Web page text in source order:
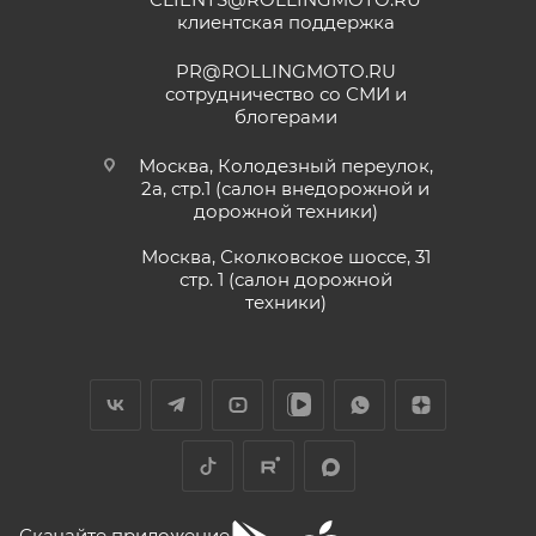
клиентская поддержка
PR@ROLLINGMOTO.RU
сотрудничество со СМИ и
блогерами
Москва, Колодезный переулок,
2а, стр.1 (салон внедорожной и
дорожной техники)
Москва, Сколковское шоссе, 31
стр. 1 (салон дорожной
техники)